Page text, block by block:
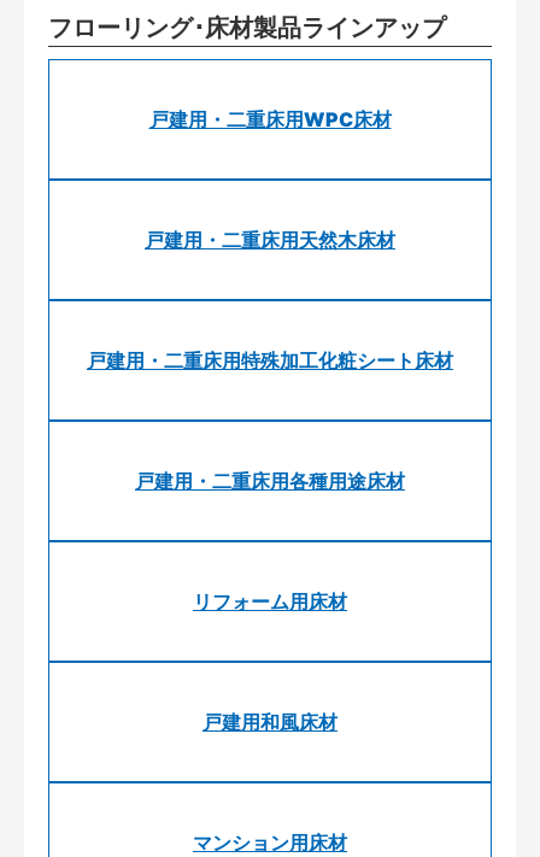
フローリング･床材製品ラインアップ
戸建用・二重床用WPC床材
戸建用・二重床用天然木床材
戸建用・二重床用特殊加工化粧シート床材
戸建用・二重床用各種用途床材
リフォーム用床材
戸建用和風床材
マンション用床材